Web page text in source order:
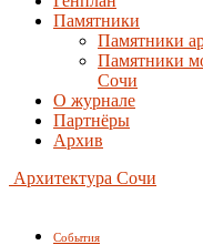
Памятники
Памятники
Памятники
Сочи
О журнале
Партнёры
Архив
Архитектура Сочи
События